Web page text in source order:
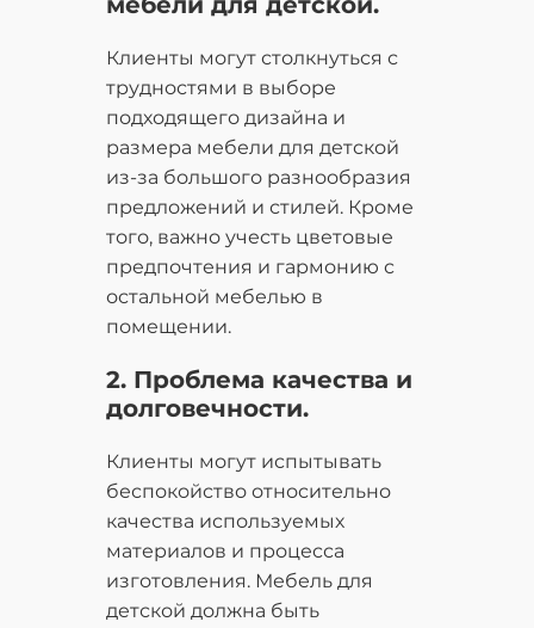
Клиенты могут столкнуться с
трудностями в выборе
подходящего дизайна и
размера мебели для детской
из-за большого разнообразия
предложений и стилей. Кроме
того, важно учесть цветовые
предпочтения и гармонию с
остальной мебелью в
помещении.
2. Проблема качества и
долговечности.
Клиенты могут испытывать
беспокойство относительно
качества используемых
материалов и процесса
изготовления. Мебель для
детской должна быть